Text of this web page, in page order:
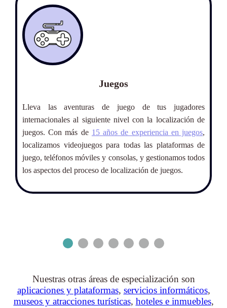
Juegos
Lleva las aventuras de juego de tus jugadores
internacionales al siguiente nivel con la localización de
juegos. Con más de 15 años de experiencia en juegos,
localizamos videojuegos para todas las plataformas de
juego, teléfonos móviles y consolas, y gestionamos todos
los aspectos del proceso de localización de juegos.
Nuestras otras áreas de especialización son
aplicaciones y plataformas, servicios informáticos,
museos y atracciones turísticas, hoteles e inmuebles,